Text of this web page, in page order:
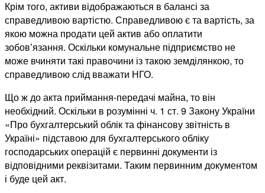
Крім того, активи відображаються в балансі за
справедливою вартістю. Справедливою є та вартість, за
якою можна продати цей актив або оплатити
зобовʼязання. Оскільки комунальне підприємство не
може вчиняти такі правочини із такою земділянкою, то
справедливою слід вважати НГО.
Що ж до акта приймання-передачі майна, то він
необхідний. Оскільки в розумінні ч. 1 ст. 9 Закону України
«Про бухгалтерський облік та фінансову звітність в
Україні» підставою для бухгалтерського обліку
господарських операцій є первинні документи із
відповідними реквізитами. Таким первинним документом
і буде цей акт.